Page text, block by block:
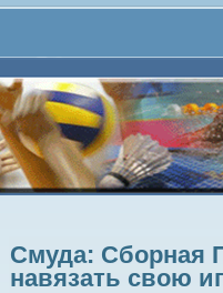
Смуда: Сборная
навязать свою